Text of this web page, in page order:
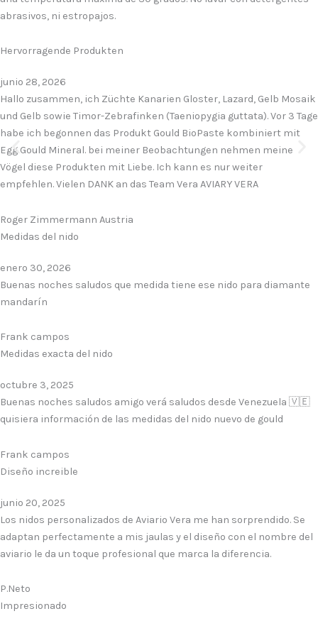
abrasivos, ni estropajos.
Hervorragende Produkten
junio 28, 2026
Hallo zusammen, ich Züchte Kanarien Gloster, Lazard, Gelb Mosaik
und Gelb sowie Timor-Zebrafinken (Taeniopygia guttata). Vor 3 Tage
habe ich begonnen das Produkt Gould BioPaste kombiniert mit
Egg Gould Mineral. bei meiner Beobachtungen nehmen meine
Vögel diese Produkten mit Liebe. Ich kann es nur weiter
empfehlen. Vielen DANK an das Team Vera AVIARY VERA
Roger Zimmermann Austria
Medidas del nido
enero 30, 2026
Buenas noches saludos que medida tiene ese nido para diamante
mandarín
Frank campos
Medidas exacta del nido
octubre 3, 2025
Buenas noches saludos amigo verá saludos desde Venezuela 🇻🇪
quisiera información de las medidas del nido nuevo de gould
Frank campos
Diseño increible
junio 20, 2025
Los nidos personalizados de Aviario Vera me han sorprendido. Se
adaptan perfectamente a mis jaulas y el diseño con el nombre del
aviario le da un toque profesional que marca la diferencia.
P.Neto
Impresionado